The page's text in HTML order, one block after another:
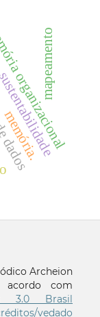
mapeamento
memória.
Archeion
acordo com
3.0 Brasil
vedado